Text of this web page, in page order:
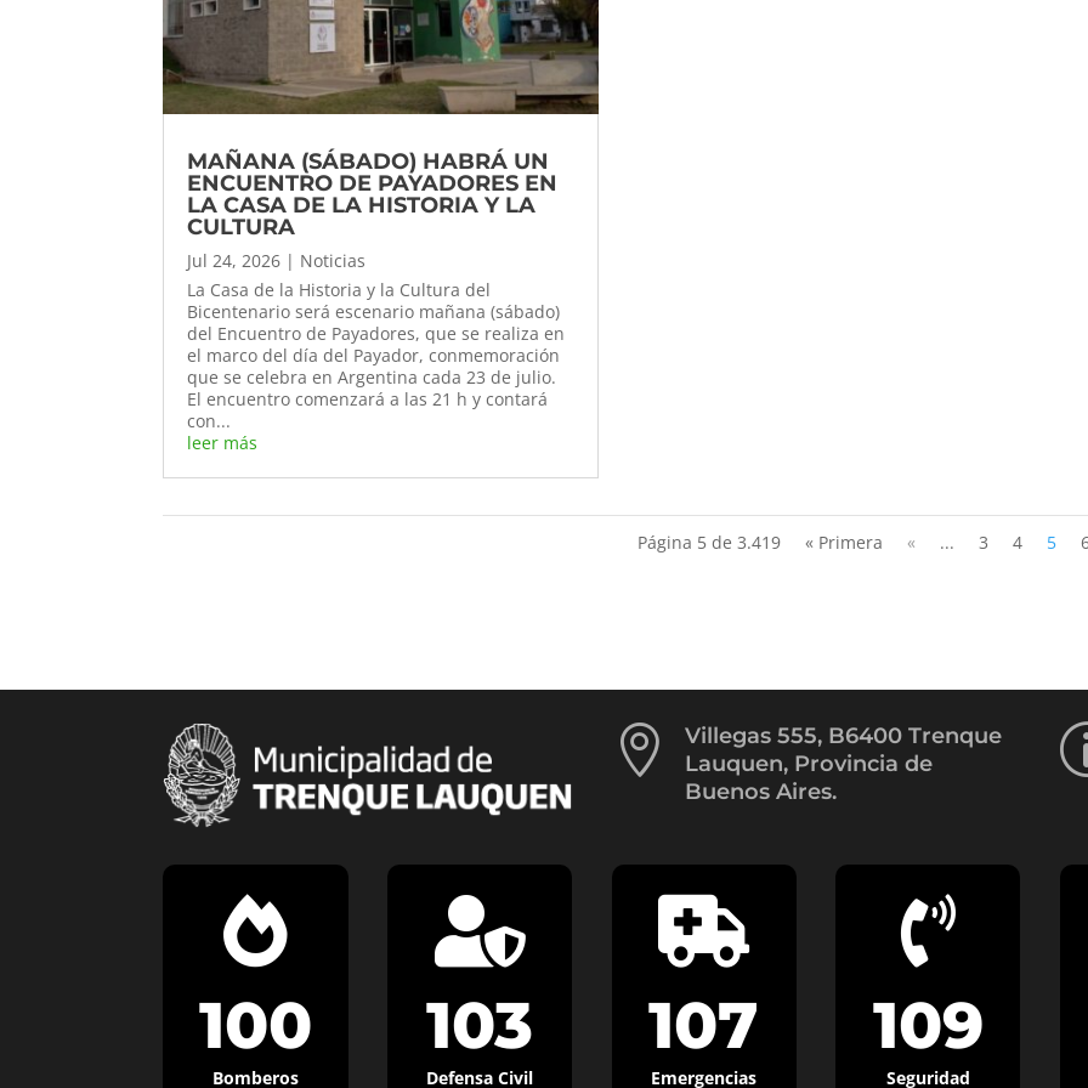
MAÑANA (SÁBADO) HABRÁ UN
ENCUENTRO DE PAYADORES EN
LA CASA DE LA HISTORIA Y LA
CULTURA
Jul 24, 2026 | Noticias
La Casa de la Historia y la Cultura del
Bicentenario será escenario mañana (sábado)
del Encuentro de Payadores, que se realiza en
el marco del día del Payador, conmemoración
que se celebra en Argentina cada 23 de julio.
El encuentro comenzará a las 21 h y contará
con...
leer más
Página 5 de 3.419 « Primera « ... 3 4 5

Villegas 555, B6400 Trenque
Lauquen, Provincia de
Buenos Aires.

100
Bomberos

103
Defensa Civil

107
Emergencias

109
Seguridad